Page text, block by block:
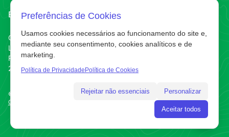
Endereço
Chapecó-SC
Líder
R. Abelardo Luz
220 E
Contato
(49) 3323-7484Contato
©
. AC&A do Brasil. Todos os direitos reservados.
Gerenciar cookies
Dubinfo Tecnologia
Preferências de Cookies
Usamos cookies necessários ao funcionamento do site e,
mediante seu consentimento, cookies analíticos e de
marketing.
Política de Privacidade Política de Cookies
Rejeitar não essenciais Personalizar
Aceitar todos